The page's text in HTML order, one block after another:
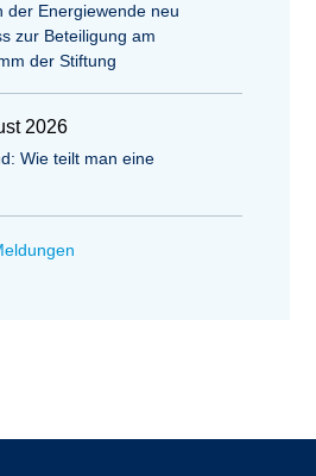
der Energiewende neu
zur Beteiligung am
der Stiftung
2026
Wie teilt man eine